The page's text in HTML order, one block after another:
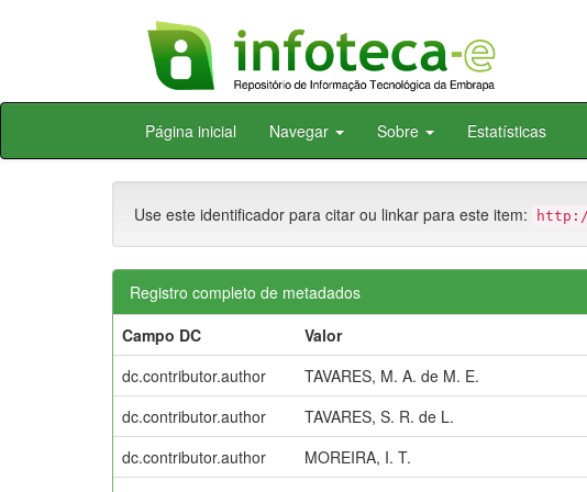
Skip
Página inicial Navegar Sobre Estatísticas
Use este identificador para citar ou linkar para este item:
Registro completo de metadados
Campo DC
Valor
dc.contributor.author
TAVARES, M. A. de M. E.
dc.contributor.author
TAVARES, S. R. de L.
dc.contributor.author
MOREIRA, I. T.